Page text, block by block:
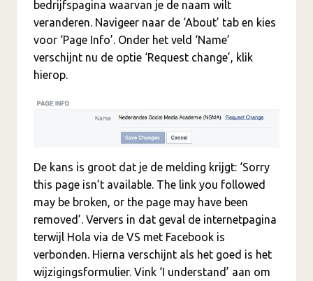
bedrijfspagina waarvan je de naam wilt
veranderen. Navigeer naar de ‘About’ tab en kies
voor ‘Page Info’. Onder het veld ‘Name’
verschijnt nu de optie ‘Request change’, klik
hierop.
De kans is groot dat je de melding krijgt: ‘Sorry
this page isn’t available. The link you followed
may be broken, or the page may have been
removed’. Ververs in dat geval de internetpagina
terwijl Hola via de VS met Facebook is
verbonden. Hierna verschijnt als het goed is het
wijzigingsformulier. Vink ‘I understand’ aan om